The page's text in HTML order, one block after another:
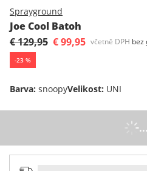
Sprayground
Joe Cool Batoh
€ 129,95 € 99,95 včetně DPH bez
-23 %
Barva: snoopyVelikost: UNI
...